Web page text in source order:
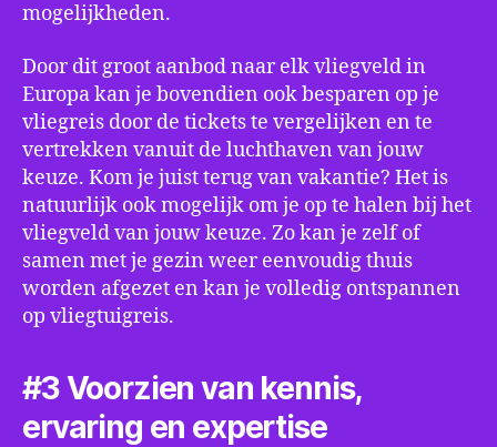
mogelijkheden.
Door dit groot aanbod naar elk vliegveld in
Europa kan je bovendien ook besparen op je
vliegreis door de tickets te vergelijken en te
vertrekken vanuit de luchthaven van jouw
keuze. Kom je juist terug van vakantie? Het is
natuurlijk ook mogelijk om je op te halen bij het
vliegveld van jouw keuze. Zo kan je zelf of
samen met je gezin weer eenvoudig thuis
worden afgezet en kan je volledig ontspannen
op vliegtuigreis.
#3 Voorzien van kennis,
ervaring en expertise